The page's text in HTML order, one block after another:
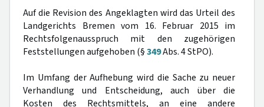
Auf die Revision des Angeklagten wird das Urteil des
Landgerichts Bremen vom 16. Februar 2015 im
Rechtsfolgenausspruch mit den zugehörigen
Feststellungen aufgehoben (§349Abs. 4 StPO).
Im Umfang der Aufhebung wird die Sache zu neuer
Verhandlung und Entscheidung, auch über die
Kosten des Rechtsmittels, an eine andere